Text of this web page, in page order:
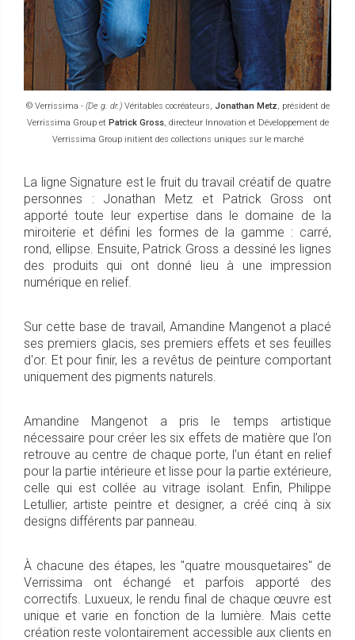
© Verrissima - (De g. dr.) Véritables cocréateurs, Jonathan Metz, président de
Verrissima Group et Patrick Gross, directeur Innovation et Développement de
Verrissima Group initient des collections uniques sur le marché
La ligne Signature est le fruit du travail créatif de quatre
personnes : Jonathan Metz et Patrick Gross ont
apporté toute leur expertise dans le domaine de la
miroiterie et défini les formes de la gamme : carré,
rond, ellipse. Ensuite, Patrick Gross a dessiné les lignes
des produits qui ont donné lieu à une impression
numérique en relief.
Sur cette base de travail, Amandine Mangenot a placé
ses premiers glacis, ses premiers effets et ses feuilles
d'or. Et pour finir, les a revêtus de peinture comportant
uniquement des pigments naturels.
Amandine Mangenot a pris le temps artistique
nécessaire pour créer les six effets de matière que l’on
retrouve au centre de chaque porte, l’un étant en relief
pour la partie intérieure et lisse pour la partie extérieure,
celle qui est collée au vitrage isolant. Enfin, Philippe
Letullier, artiste peintre et designer, a créé cinq à six
designs différents par panneau.
À chacune des étapes, les "quatre mousquetaires" de
Verrissima ont échangé et parfois apporté des
correctifs. Luxueux, le rendu final de chaque œuvre est
unique et varie en fonction de la lumière. Mais cette
création reste volontairement accessible aux clients en